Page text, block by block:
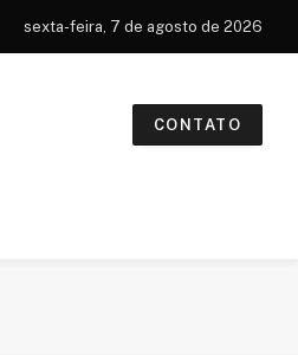
sexta-feira, 7 de agosto de 2026
CONTATO